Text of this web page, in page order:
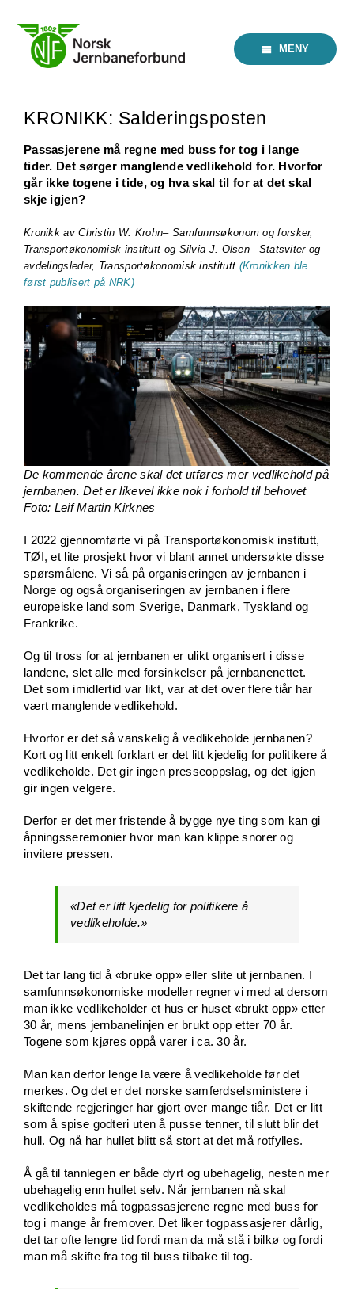
content
MENY
KRONIKK: Salderingsposten
Passasjerene må regne med buss for tog i lange
tider. Det sørger manglende vedlikehold for. Hvorfor
går ikke togene i tide, og hva skal til for at det skal
skje igjen?
Kronikk av Christin W. Krohn– Samfunnsøkonom og forsker,
Transportøkonomisk institutt og Silvia J. Olsen– Statsviter og
avdelingsleder, Transportøkonomisk institutt (Kronikken ble
først publisert på NRK)
De kommende årene skal det utføres mer vedlikehold på
jernbanen. Det er likevel ikke nok i forhold til behovet
Foto: Leif Martin Kirknes
I 2022 gjennomførte vi på Transportøkonomisk institutt,
TØI, et lite prosjekt hvor vi blant annet undersøkte disse
spørsmålene. Vi så på organiseringen av jernbanen i
Norge og også organiseringen av jernbanen i flere
europeiske land som Sverige, Danmark, Tyskland og
Frankrike.
Og til tross for at jernbanen er ulikt organisert i disse
landene, slet alle med forsinkelser på jernbanenettet.
Det som imidlertid var likt, var at det over flere tiår har
vært manglende vedlikehold.
Hvorfor er det så vanskelig å vedlikeholde jernbanen?
Kort og litt enkelt forklart er det litt kjedelig for politikere å
vedlikeholde. Det gir ingen presseoppslag, og det igjen
gir ingen velgere.
Derfor er det mer fristende å bygge nye ting som kan gi
åpningsseremonier hvor man kan klippe snorer og
invitere pressen.
«Det er litt kjedelig for politikere å
vedlikeholde.»
Det tar lang tid å «bruke opp» eller slite ut jernbanen. I
samfunnsøkonomiske modeller regner vi med at dersom
man ikke vedlikeholder et hus er huset «brukt opp» etter
30 år, mens jernbanelinjen er brukt opp etter 70 år.
Togene som kjøres oppå varer i ca. 30 år.
Man kan derfor lenge la være å vedlikeholde før det
merkes. Og det er det norske samferdselsministere i
skiftende regjeringer har gjort over mange tiår. Det er litt
som å spise godteri uten å pusse tenner, til slutt blir det
hull. Og nå har hullet blitt så stort at det må rotfylles.
Å gå til tannlegen er både dyrt og ubehagelig, nesten mer
ubehagelig enn hullet selv. Når jernbanen nå skal
vedlikeholdes må togpassasjerene regne med buss for
tog i mange år fremover. Det liker togpassasjerer dårlig,
det tar ofte lengre tid fordi man da må stå i bilkø og fordi
man må skifte fra tog til buss tilbake til tog.